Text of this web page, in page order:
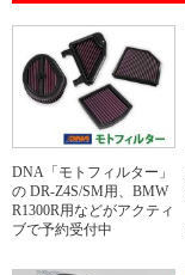
DNA「モトフィルター」
の DR-Z4S/SM用、BMW
R1300R用などがアクティ
ブで予約受付中